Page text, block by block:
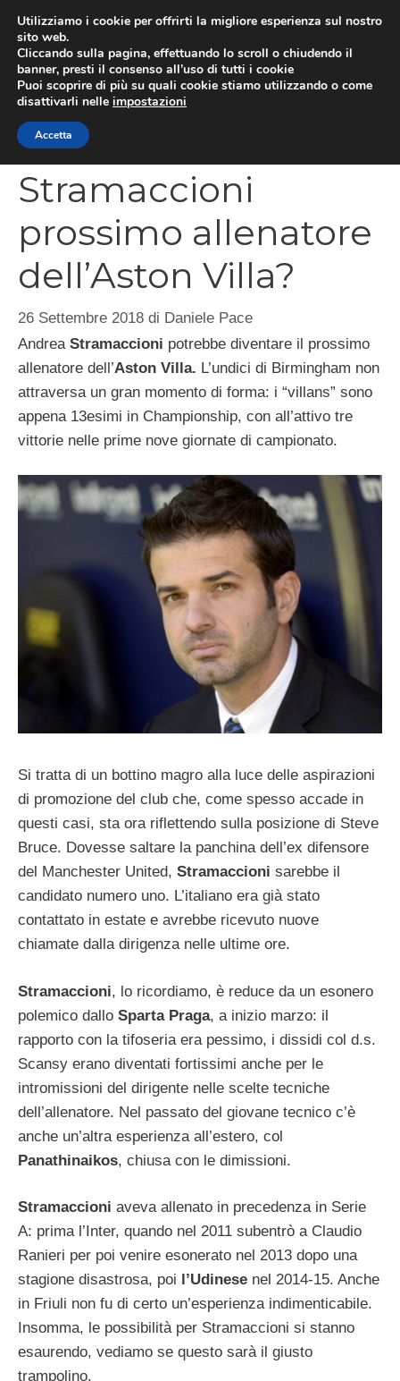
contenuto
Stramaccioni
prossimo allenatore
dell’Aston Villa?
26 Settembre 2018 di Daniele Pace
Andrea Stramaccioni potrebbe diventare il prossimo
allenatore dell’Aston Villa. L’undici di Birmingham non
attraversa un gran momento di forma: i “villans” sono
appena 13esimi in Championship, con all’attivo tre
vittorie nelle prime nove giornate di campionato.
Si tratta di un bottino magro alla luce delle aspirazioni
di promozione del club che, come spesso accade in
questi casi, sta ora riflettendo sulla posizione di Steve
Bruce. Dovesse saltare la panchina dell’ex difensore
del Manchester United, Stramaccioni sarebbe il
candidato numero uno. L’italiano era già stato
contattato in estate e avrebbe ricevuto nuove
chiamate dalla dirigenza nelle ultime ore.
Stramaccioni, lo ricordiamo, è reduce da un esonero
polemico dallo Sparta Praga, a inizio marzo: il
rapporto con la tifoseria era pessimo, i dissidi col d.s.
Scansy erano diventati fortissimi anche per le
intromissioni del dirigente nelle scelte tecniche
dell’allenatore. Nel passato del giovane tecnico c’è
anche un’altra esperienza all’estero, col
Panathinaikos, chiusa con le dimissioni.
Stramaccioni aveva allenato in precedenza in Serie
A: prima l’Inter, quando nel 2011 subentrò a Claudio
Ranieri per poi venire esonerato nel 2013 dopo una
stagione disastrosa, poi
l’Udinese nel 2014-15. Anche
in Friuli non fu di certo un’esperienza indimenticabile.
Insomma, le possibilità per Stramaccioni si stanno
esaurendo, vediamo se questo sarà il giusto
trampolino.
Utilizziamo i cookie per offrirti la migliore esperienza sul nostro
sito web.
Cliccando sulla pagina, effettuando lo scroll o chiudendo il
banner, presti il consenso all’uso di tutti i cookie
Puoi scoprire di più su quali cookie stiamo utilizzando o come
disattivarli nelle impostazioni
Accetta